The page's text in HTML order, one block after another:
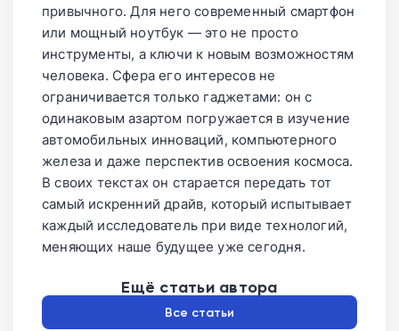
существенно влиять на
пользовательский опыт.
привычного. Для него современный смартфон
или мощный ноутбук — это не просто
инструменты, а ключи к новым возможностям
человека. Сфера его интересов не
ограничивается только гаджетами: он с
одинаковым азартом погружается в изучение
автомобильных инноваций, компьютерного
железа и даже перспектив освоения космоса.
В своих текстах он старается передать тот
самый искренний драйв, который испытывает
каждый исследователь при виде технологий,
меняющих наше будущее уже сегодня.
Ещё статьи автора
Все статьи